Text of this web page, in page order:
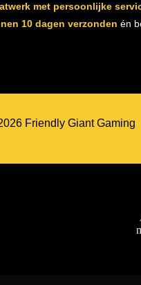
met persoonlijke
10 dagen verzonden én
Friendly Giant Gaming